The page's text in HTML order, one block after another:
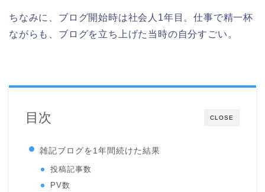
ちなみに、ブログ開始時は社会人1年目。仕事で精一杯
ながらも、ブログを立ち上げた当時の自分すごい。
CLOSE
目次
雑記ブログを1年間続けた結果
投稿記事数
PV数